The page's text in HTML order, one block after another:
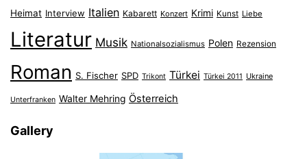
Heimat Interview Italien Kabarett Konzert Krimi Kunst Liebe
Literatur Musik Nationalsozialismus Polen Rezension
Roman S. Fischer SPD Trikont Türkei Türkei 2011 Ukraine
Unterfranken Walter Mehring Österreich
Gallery